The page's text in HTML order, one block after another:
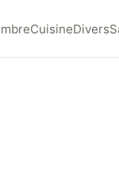
CuisineDivers